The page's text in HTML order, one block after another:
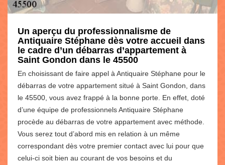
Un aperçu du professionnalisme de
Antiquaire Stéphane dès votre accueil dans
le cadre d’un débarras d’appartement à
Saint Gondon dans le 45500
En choisissant de faire appel à Antiquaire Stéphane pour le
débarras de votre appartement situé à Saint Gondon, dans
le 45500, vous avez frappé à la bonne porte. En effet, doté
d’une équipe de professionnels Antiquaire Stéphane
procède au débarras de votre appartement avec méthode.
Vous serez tout d’abord mis en relation à un même
correspondant dès votre premier contact avec lui pour que
celui-ci soit bien au courant de vos besoins et du